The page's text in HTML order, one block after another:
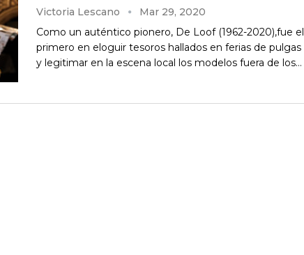
Victoria Lescano
Mar 29, 2020
Como un auténtico pionero, De Loof (1962-2020),fue el
primero en eloguir tesoros hallados en ferias de pulgas
y legitimar en la escena local los modelos fuera de los…